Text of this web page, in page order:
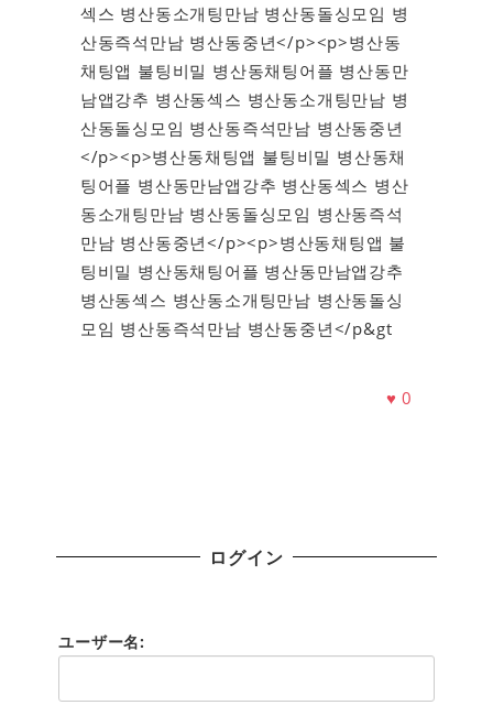
섹스 병산동소개팅만남 병산동돌싱모임 병
산동즉석만남 병산동중년</p><p>병산동
채팅앱 불팅비밀 병산동채팅어플 병산동만
남앱강추 병산동섹스 병산동소개팅만남 병
산동돌싱모임 병산동즉석만남 병산동중년
</p><p>병산동채팅앱 불팅비밀 병산동채
팅어플 병산동만남앱강추 병산동섹스 병산
동소개팅만남 병산동돌싱모임 병산동즉석
만남 병산동중년</p><p>병산동채팅앱 불
팅비밀 병산동채팅어플 병산동만남앱강추
병산동섹스 병산동소개팅만남 병산동돌싱
모임 병산동즉석만남 병산동중년</p&gt
♥0
ログイン
ユーザー名: